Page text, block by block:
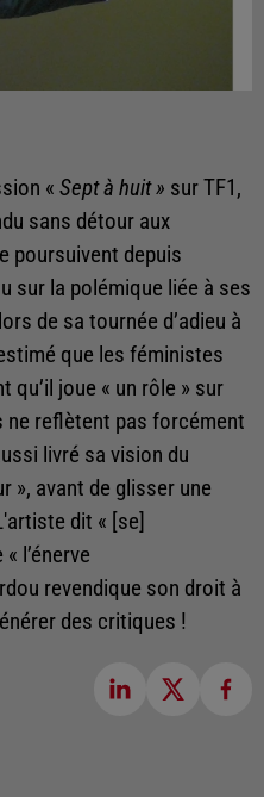
« Sept à huit » sur TF1,
sans détour aux
poursuivent depuis
sur la polémique liée à ses
de sa tournée d’adieu à
que les féministes
joue « un rôle » sur
ne reflètent pas forcément
livré sa vision du
», avant de glisser une
dit « [se]
l’énerve
revendique son droit à
des critiques !